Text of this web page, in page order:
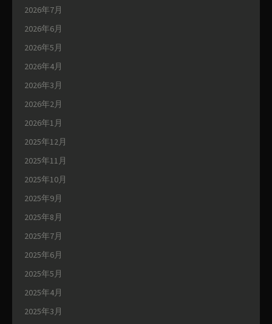
2026年7月
2026年6月
2026年5月
2026年4月
2026年3月
2026年2月
2026年1月
2025年12月
2025年11月
2025年10月
2025年9月
2025年8月
2025年7月
2025年6月
2025年5月
2025年4月
2025年3月